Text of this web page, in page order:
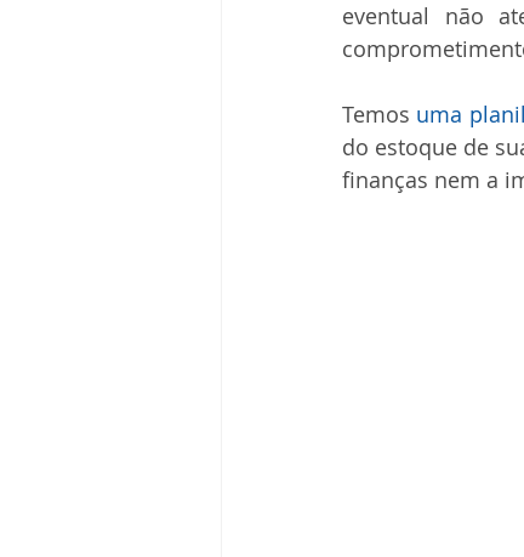
eventual não
Temos uma
do estoque de
finanças nem a